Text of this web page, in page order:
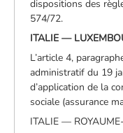
dispositions des
574/72.
ITALIE —
L’article 4,
administratif du 19
d’application de la
sociale (assurance
ITALIE —